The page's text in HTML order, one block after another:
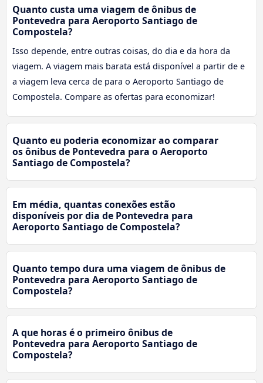
Quanto custa uma viagem de ônibus de
Pontevedra para Aeroporto Santiago de
Compostela?
Isso depende, entre outras coisas, do dia e da hora da
viagem. A viagem mais barata está disponível a partir de e
a viagem leva cerca de para o Aeroporto Santiago de
Compostela. Compare as ofertas para economizar!
Quanto eu poderia economizar ao comparar
os ônibus de Pontevedra para o Aeroporto
Santiago de Compostela?
Em média, quantas conexões estão
disponíveis por dia de Pontevedra para
Aeroporto Santiago de Compostela?
Quanto tempo dura uma viagem de ônibus de
Pontevedra para Aeroporto Santiago de
Compostela?
A que horas é o primeiro ônibus de
Pontevedra para Aeroporto Santiago de
Compostela?